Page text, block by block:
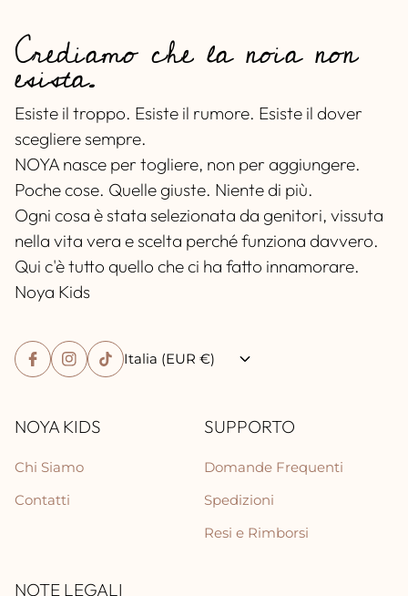
Crediamo che la noia non
esista.
Esiste il troppo. Esiste il rumore. Esiste il dover
scegliere sempre.
NOYA nasce per togliere, non per aggiungere.
Poche cose. Quelle giuste. Niente di più.
Ogni cosa è stata selezionata da genitori, vissuta
nella vita vera e scelta perché funziona davvero.
Qui c'è tutto quello che ci ha fatto innamorare.
Noya Kids
Italia (EUR €)
NOYA KIDS
Chi Siamo
Contatti
SUPPORTO
Domande Frequenti
Spedizioni
Resi e Rimborsi
NOTE LEGALI